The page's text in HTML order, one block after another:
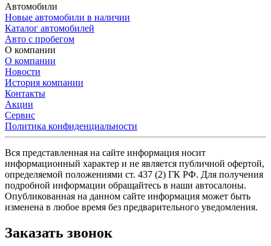
Автомобили
Новые автомобили в наличии
Каталог автомобилей
Авто с пробегом
О компании
О компании
Новости
История компании
Контакты
Акции
Сервис
Политика конфиденциальности
Вся представленная на сайте информация носит
информационный характер и не является публичной офертой,
определяемой положениями ст. 437 (2) ГК РФ. Для получения
подробной информации обращайтесь в наши автосалоны.
Опубликованная на данном сайте информация может быть
изменена в любое время без предварительного уведомления.
Заказать звонок